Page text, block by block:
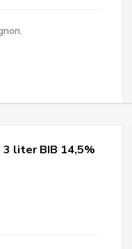
3 liter BIB 14,5%